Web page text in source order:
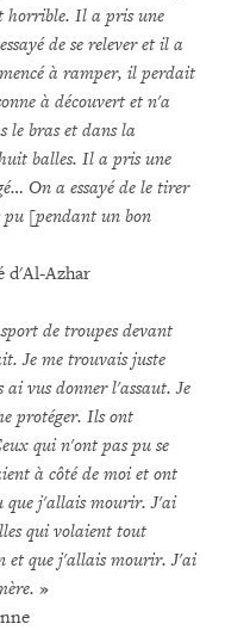
horrible. Il a pris une
de se relever et il a
à ramper, il perdait
à découvert et n'a
le bras et dans la
balles. Il a pris une
On a essayé de le tirer
[pendant un bon
d'Al-Azhar
de troupes devant
Je me trouvais juste
vus donner l'assaut. Je
protéger. Ils ont
qui n'ont pas pu se
à côté de moi et ont
j'allais mourir. J'ai
qui volaient tout
et que j'allais mourir. J'ai
»